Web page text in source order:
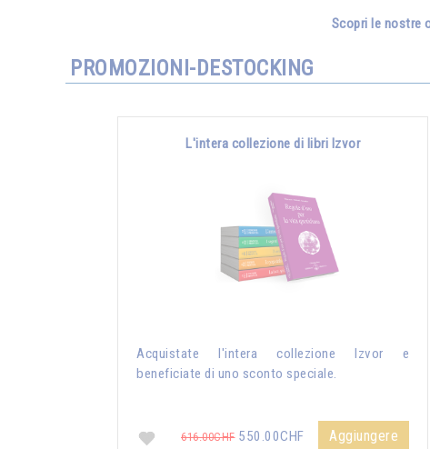
Scopri le nostre
PROMOZIONI-DESTOCKING
L'intera collezione di libri Izvor
Acquistate l'intera collezione Izvor e
beneficiate di uno sconto speciale.
616.00CHF550.00CHF Aggiungere